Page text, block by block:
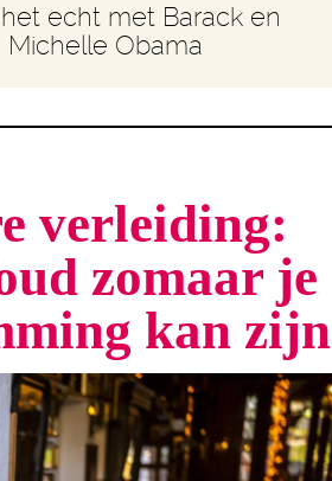
echt met Barack en
Michelle Obama
verleiding:
zomaar je
kan zijn